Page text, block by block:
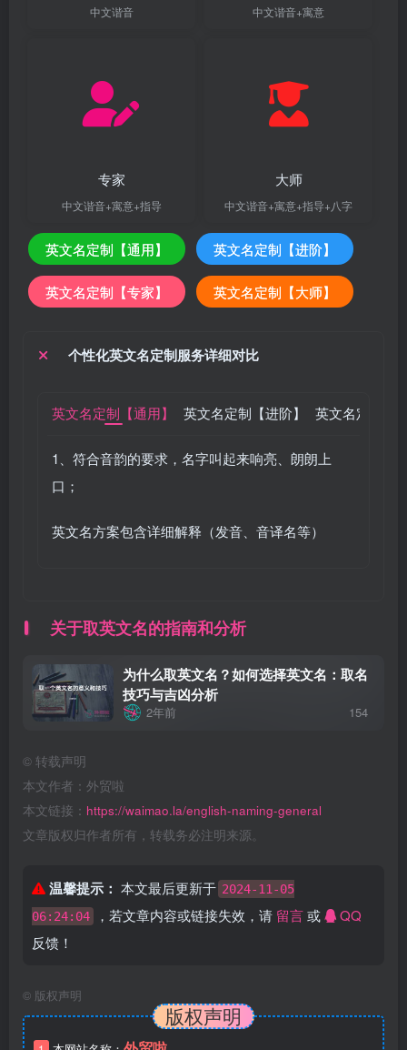
中文谐音 中文谐音+寓意
专家
中文谐音+寓意+指导
大师
中文谐音+寓意+指导+八字
英文名定制【通用】 英文名定制【进阶】
英文名定制【专家】 英文名定制【大师】
个性化英文名定制服务详细对比
英文名定制【通用】 英文名定制【进阶】 英文名定制【
1、符合音韵的要求，名字叫起来响亮、朗朗上
口；
英文名方案包含详细解释（发音、音译名等）
关于取英文名的指南和分析
为什么取英文名？如何选择英文名：取名
技巧与吉凶分析
2年前 154
© 转载声明
本文作者：外贸啦
本文链接： https://waimao.la/english-naming-general
文章版权归作者所有，转载务必注明来源。
温馨提示： 本文最后更新于 2024-11-05
06:24:04
，若文章内容或链接失效，请 留言或
QQ
反馈！
© 版权声明
版权声明